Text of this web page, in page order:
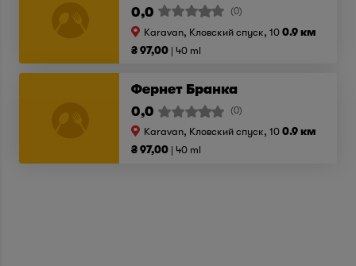
0,0
(0)
Karavan, Кловский спуск, 100.9 км
₴ 97,00
40 ml
Фернет Бранка
0,0
(0)
Karavan, Кловский спуск, 100.9 км
₴ 97,00
40 ml